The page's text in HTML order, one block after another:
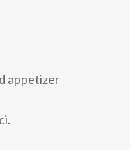
appetizer